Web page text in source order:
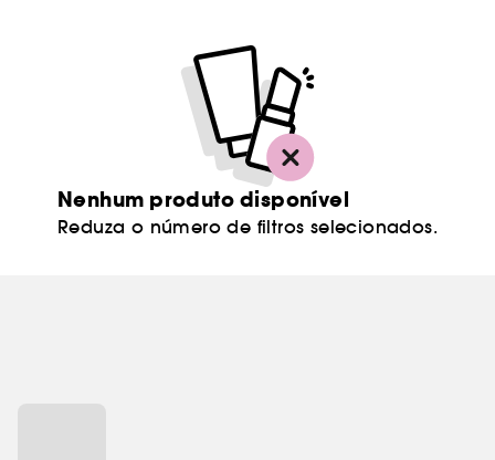
Nenhum produto disponível
Reduza o número de filtros selecionados.